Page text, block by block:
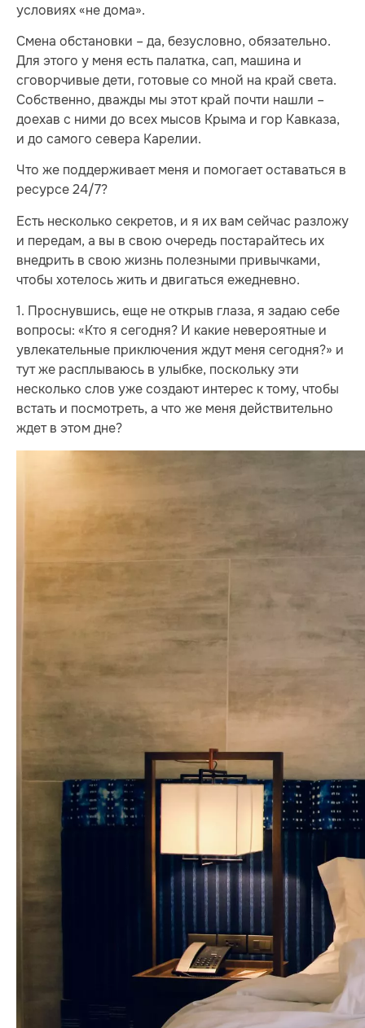
условиях «не дома».
Смена обстановки – да, безусловно, обязательно.
Для этого у меня есть палатка, сап, машина и
сговорчивые дети, готовые со мной на край света.
Собственно, дважды мы этот край почти нашли –
доехав с ними до всех мысов Крыма и гор Кавказа,
и до самого севера Карелии.
Что же поддерживает меня и помогает оставаться в
ресурсе 24/7?
Есть несколько секретов, и я их вам сейчас разложу
и передам, а вы в свою очередь постарайтесь их
внедрить в свою жизнь полезными привычками,
чтобы хотелось жить и двигаться ежедневно.
1. Проснувшись, еще не открыв глаза, я задаю себе
вопросы: «Кто я сегодня? И какие невероятные и
увлекательные приключения ждут меня сегодня?» и
тут же расплываюсь в улыбке, поскольку эти
несколько слов уже создают интерес к тому, чтобы
встать и посмотреть, а что же меня действительно
ждет в этом дне?